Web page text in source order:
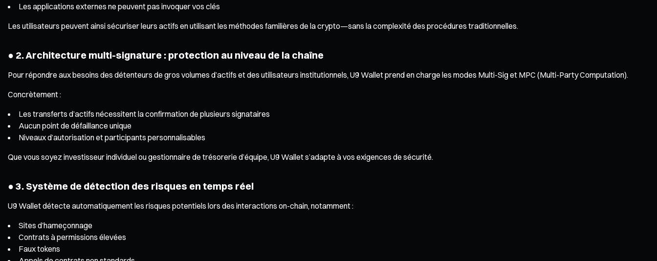
Les applications externes ne peuvent pas invoquer vos clés
Les utilisateurs peuvent ainsi sécuriser leurs actifs en utilisant les méthodes familières de la crypto—sans la complexité des procédures traditionnelles.
● 2. Architecture multi-signature : protection au niveau de la chaîne
Pour répondre aux besoins des détenteurs de gros volumes d’actifs et des utilisateurs institutionnels, U9 Wallet prend en charge les modes Multi-Sig et MPC (Multi-Party Computation).
Concrètement :
Les transferts d’actifs nécessitent la confirmation de plusieurs signataires
Aucun point de défaillance unique
Niveaux d’autorisation et participants personnalisables
Que vous soyez investisseur individuel ou gestionnaire de trésorerie d’équipe, U9 Wallet s’adapte à vos exigences de sécurité.
● 3. Système de détection des risques en temps réel
U9 Wallet détecte automatiquement les risques potentiels lors des interactions on-chain, notamment :
Sites d’hameçonnage
Contrats à permissions élevées
Faux tokens